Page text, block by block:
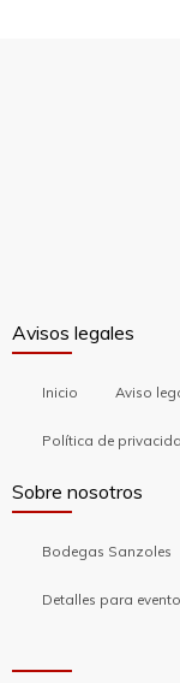
Avisos legales
Inicio Aviso
Política de
Sobre nosotros
Bodegas Sanzoles
Detalles para